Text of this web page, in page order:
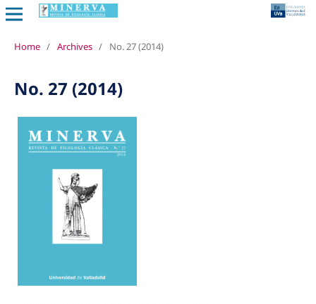
Home / Archives / No. 27 (2014)
No. 27 (2014)